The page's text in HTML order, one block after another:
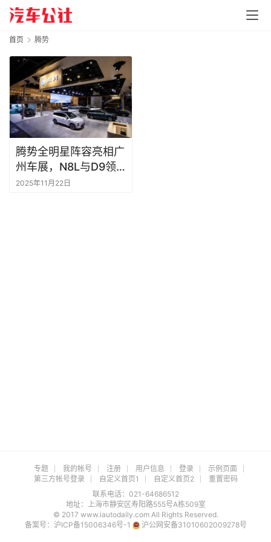
首页 腾势
腾势全明星阵容亮相广
州车展，N8L与D9领
衔展现中国豪华科技实
2025年11月22日
专题 我的帐号 注册 用户信息 登录
示例页面
第三方帐号登录
自定义首页1 自定义首页2
重置密码
联系电话：021-64686512
地址：上海市静安区寿阳路555号A栋509室
© 2017 www.iautodaily.com All Rights Reserved.
备案号： 沪ICP备15006346号-1 沪公网安备31010602009278号